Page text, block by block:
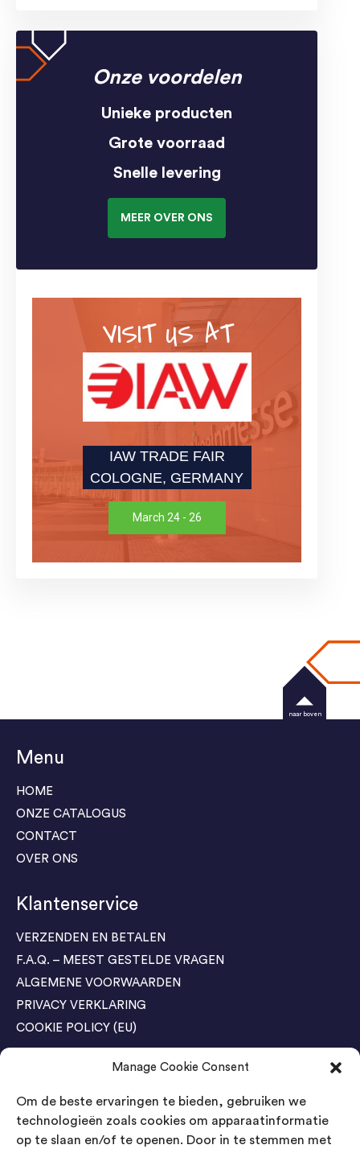
Manage Cookie Consent
Om de beste ervaringen te bieden, gebruiken we
technologieën zoals cookies om apparaatinformatie
op te slaan en/of te openen. Door in te stemmen met
Onze voordelen
Unieke producten
Grote voorraad
Snelle levering
MEER OVER ONS
VISIT US AT
IAW TRADE FAIR
COLOGNE, GERMANY
March 24 - 26
Menu
HOME
ONZE CATALOGUS
CONTACT
OVER ONS
Klantenservice
VERZENDEN EN BETALEN
F.A.Q. – MEEST GESTELDE VRAGEN
ALGEMENE VOORWAARDEN
PRIVACY VERKLARING
COOKIE POLICY (EU)
Agenda Trade Shows
04-05 November / SVG FAIR Winterswijk
Bestel GRATIS kaarten
naar boven